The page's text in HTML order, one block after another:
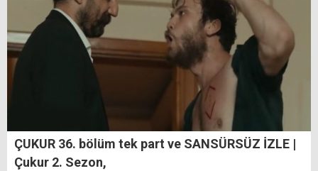
ÇUKUR 36. bölüm tek part ve SANSÜRSÜZ İZLE |
Çukur 2. Sezon,